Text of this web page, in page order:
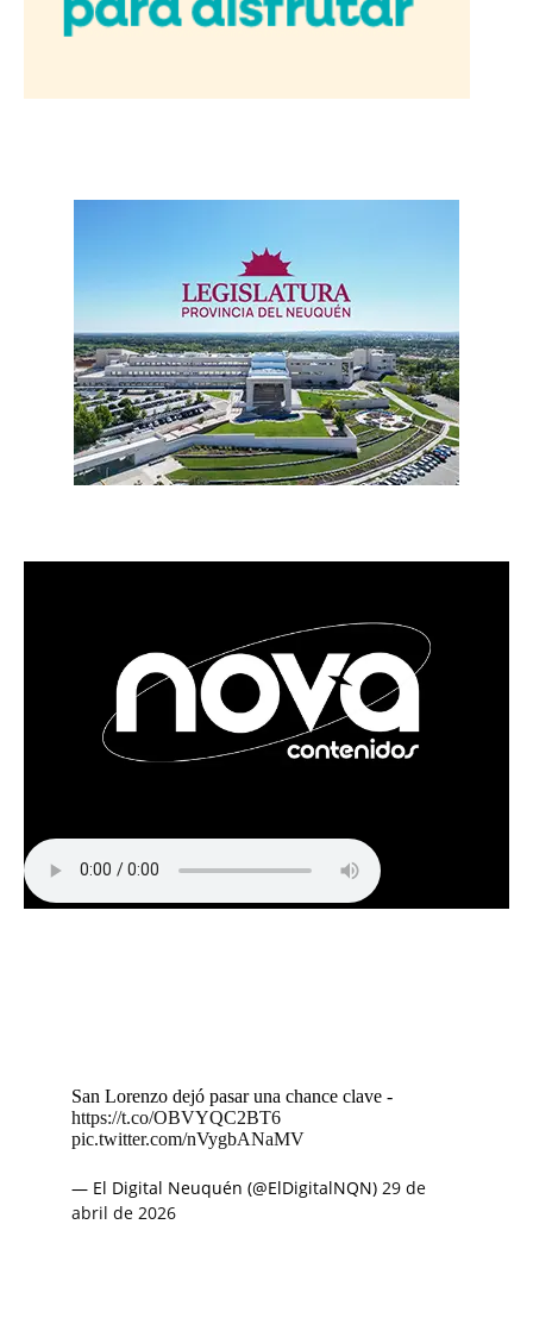
San Lorenzo dejó pasar una chance clave -
https://t.co/OBVYQC2BT6
pic.twitter.com/nVygbANaMV
— El Digital Neuquén (@ElDigitalNQN) 29 de
abril de 2026